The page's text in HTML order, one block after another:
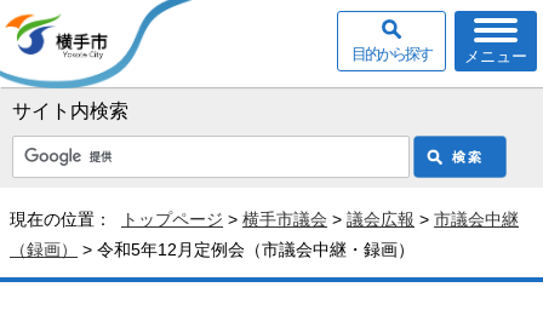
サイト内検索
メニュー
目的から探す
現在の位置： トップページ > 横手市議会 > 議会広報 > 市議会中継
（録画）
> 令和5年12月定例会（市議会中継・録画）